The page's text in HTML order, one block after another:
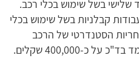
שלישי בשל שימוש בכלי רכב.
קבלניות בשל שימוש בכלי
הסטנדרטי של הרכב
כ-400,000 שקלים.